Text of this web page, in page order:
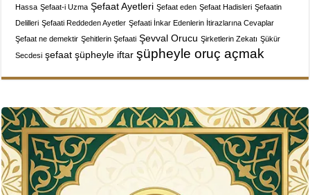
Hassa Şefaat-i Uzma Şefaat Ayetleri Şefaat eden Şefaat Hadisleri Şefaatin
Delilleri Şefaati Reddeden Ayetler Şefaati İnkar Edenlerin İtirazlarına Cevaplar
Şefaat ne demektir Şehitlerin Şefaati Şevval Orucu Şirketlerin Zekatı Şükür
Secdesi şefaat şüpheyle iftar şüpheyle oruç açmak